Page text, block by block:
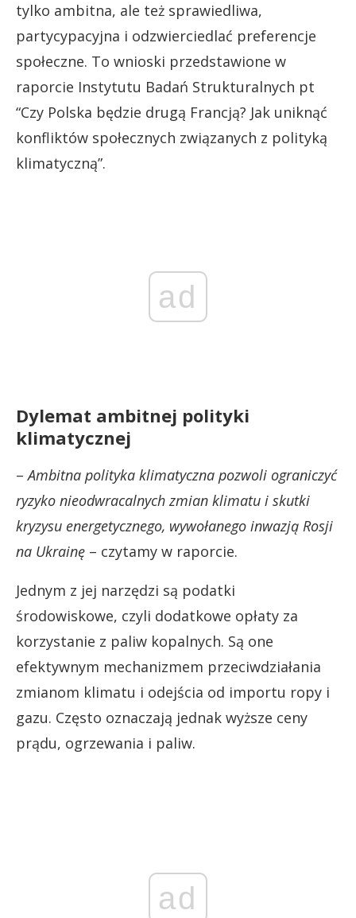
tylko ambitna, ale też sprawiedliwa,
partycypacyjna i odzwierciedlać preferencje
społeczne. To wnioski przedstawione w
raporcie Instytutu Badań Strukturalnych pt
“Czy Polska będzie drugą Francją? Jak uniknąć
konfliktów społecznych związanych z polityką
klimatyczną”.
ad
Dylemat ambitnej polityki
klimatycznej
–Ambitna polityka klimatyczna pozwoli ograniczyć
ryzyko nieodwracalnych zmian klimatu i skutki
kryzysu energetycznego, wywołanego inwazją Rosji
na Ukrainę – czytamy w raporcie.
Jednym z jej narzędzi są podatki
środowiskowe, czyli dodatkowe opłaty za
korzystanie z paliw kopalnych. Są one
efektywnym mechanizmem przeciwdziałania
zmianom klimatu i odejścia od importu ropy i
gazu. Często oznaczają jednak wyższe ceny
prądu, ogrzewania i paliw.
ad